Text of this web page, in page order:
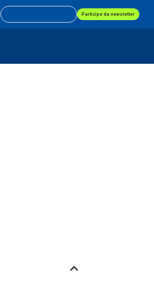
Participe da newsletter